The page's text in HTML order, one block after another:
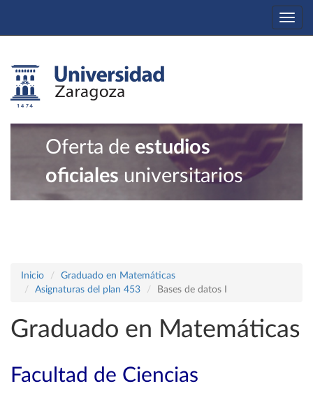
Oferta de estudios
oficiales universitarios
Inicio
Graduado en Matemáticas
Asignaturas del plan 453
Bases de datos I
Graduado en Matemáticas
Facultad de Ciencias